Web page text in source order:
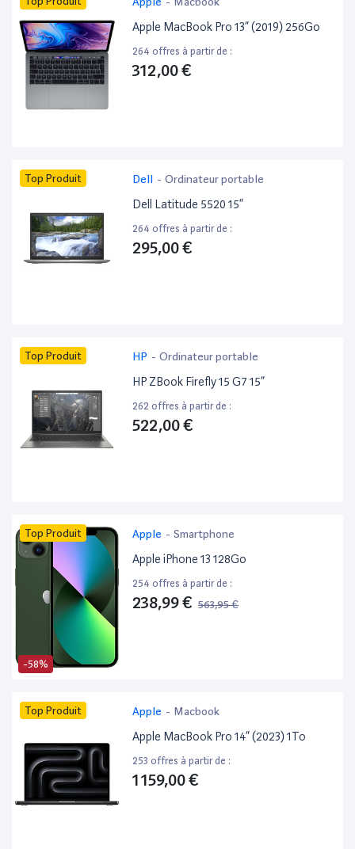
Apple MacBook Pro 13” (2019) 256Go
264 offres à partir de :
312,00 €
Top Produit Dell - Ordinateur portable
Dell Latitude 5520 15”
264 offres à partir de :
295,00 €
Top Produit HP - Ordinateur portable
HP ZBook Firefly 15 G7 15”
262 offres à partir de :
522,00 €
-58%
Top Produit Apple - Smartphone
Apple iPhone 13 128Go
254 offres à partir de :
238,99 € 563,95 €
Top Produit Apple - Macbook
Apple MacBook Pro 14” (2023) 1To
253 offres à partir de :
1 159,00 €